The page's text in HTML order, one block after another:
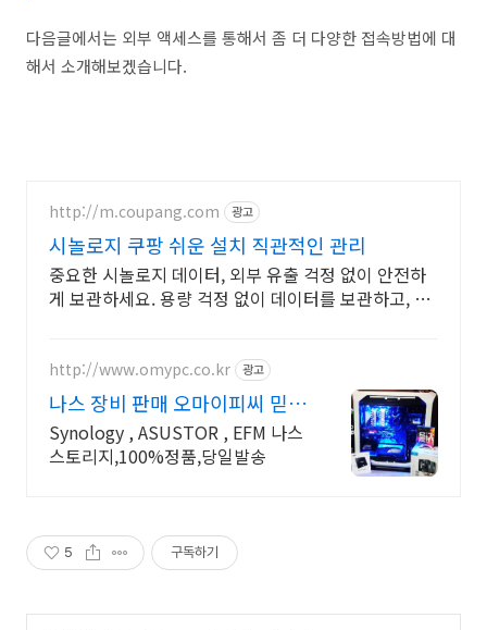
다음글에서는 외부 액세스를 통해서 좀 더 다양한 접속방법에 대
해서 소개해보겠습니다.
http://m.coupang.com 광고
시놀로지 쿠팡 쉬운 설치 직관적인 관리
중요한 시놀로지 데이터, 외부 유출 걱정 없이 안전하
게 보관하세요. 용량 걱정 없이 데이터를 보관하고, 로
http://www.omypc.co.kr 광고
나스 장비 판매 오마이피씨 믿을
수 있는 24년차 쇼핑몰
Synology , ASUSTOR , EFM 나스
스토리지,100%정품,당일발송
5 구독하기